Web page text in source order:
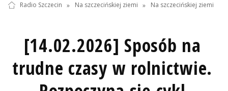
Radio Szczecin » Na szczecińskiej ziemi » Na szczecińskiej ziemi
[14.02.2026] Sposób na
trudne czasy w rolnictwie.